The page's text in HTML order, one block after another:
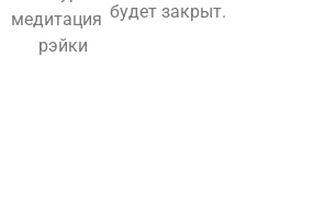
будет закрыт.